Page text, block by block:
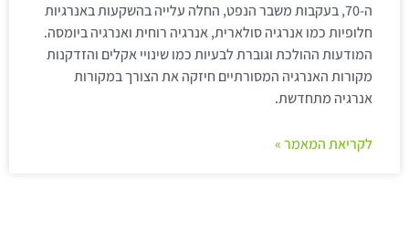
ה-70, בעקבות משבר הנפט, החלה עלייה בהשקעות באנרגיות
חלופיות כמו אנרגיה סולארית, אנרגיה רוחית ואנרגיה ביומסה.
המודעות ההולכת וגוברת לבעיות כמו שינויי אקלים והזדקנות
מקורות האנרגיה המסורתיים חיזקה את הצורך במקורות
אנרגיה מתחדשת.
לקריאת המאמר »